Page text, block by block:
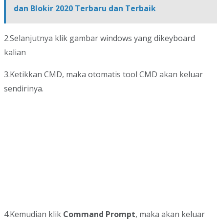
dan Blokir 2020 Terbaru dan Terbaik
2.Selanjutnya klik gambar windows yang dikeyboard
kalian
3.Ketikkan CMD, maka otomatis tool CMD akan keluar
sendirinya.
4.Kemudian klik Command Prompt, maka akan keluar